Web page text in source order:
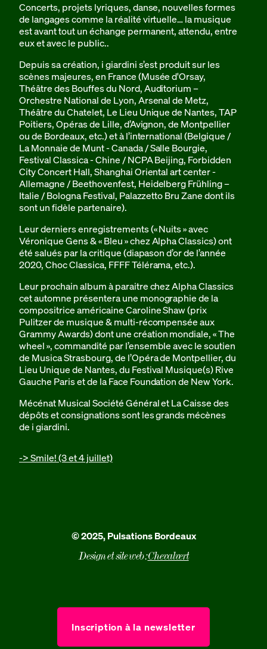
Concerts, projets lyriques, danse, nouvelles formes
de langages comme la réalité virtuelle… la musique
est avant tout un échange permanent, attendu, entre
eux et avec le public..
Depuis sa création, i giardini s’est produit sur les
scènes majeures, en France (Musée d'Orsay,
Théâtre des Bouffes du Nord, Auditorium –
Orchestre National de Lyon, Arsenal de Metz,
Théâtre du Chatelet, Le Lieu Unique de Nantes, TAP
Poitiers, Opéras de Lille, d’Avignon, de Montpellier
ou de Bordeaux, etc.) et à l’international (Belgique /
La Monnaie de Munt - Canada / Salle Bourgie,
Festival Classica - Chine / NCPA Beijing, Forbidden
City Concert Hall, Shanghai Oriental art center -
Allemagne / Beethovenfest, Heidelberg Frühling –
Italie / Bologna Festival, Palazzetto Bru Zane dont ils
sont un fidèle partenaire).
Leur derniers enregistrements (« Nuits » avec
Véronique Gens & « Bleu » chez Alpha Classics) ont
été salués par la critique (diapason d’or de l’année
2020, Choc Classica, FFFF Télérama, etc.).
Leur prochain album à paraitre chez Alpha Classics
cet automne présentera une monographie de la
compositrice américaine Caroline Shaw (prix
Pulitzer de musique & multi-récompensée aux
Grammy Awards) dont une création mondiale, « The
wheel », commandité par l’ensemble avec le soutien
de Musica Strasbourg, de l’Opéra de Montpellier, du
Lieu Unique de Nantes, du Festival Musique(s) Rive
Gauche Paris et de la Face Foundation de New York.
Mécénat Musical Société Général et La Caisse des
dépôts et consignations sont les grands mécènes
de i giardini.
-> Smile! (3 et 4 juillet)
© 2025, Pulsations Bordeaux
Design et site web :Chevalvert
Inscription à la newsletter